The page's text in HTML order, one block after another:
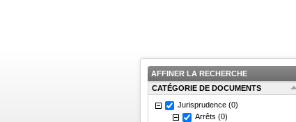
AFFINER LA RECHERCHE
CATÉGORIE DE DOCUMENTS
Jurisprudence (0)
Arrêts (0)